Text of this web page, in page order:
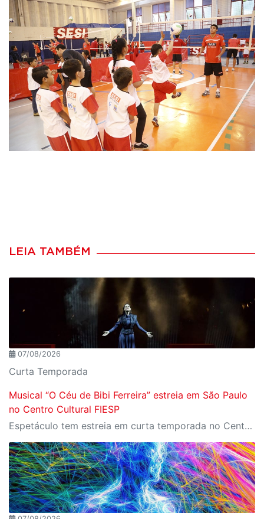
LEIA TAMBÉM
07/08/2026
Curta Temporada
Musical “O Céu de Bibi Ferreira” estreia em São Paulo
no Centro Cultural FIESP
Espetáculo tem estreia em curta temporada no Centro Cultural FIESP, no dia 20 de agosto, às 20h.